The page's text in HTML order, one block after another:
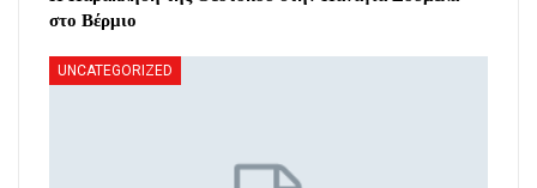
στο Βέρμιο
UNCATEGORIZED